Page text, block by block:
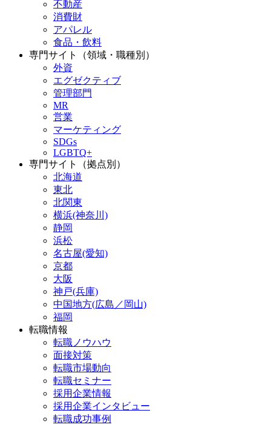
不動産
消費財
アパレル
食品・飲料
専門サイト（領域・職種別）
外資
エグゼクティブ
管理部門
MR
営業
マーケティング
SDGs
LGBTQ+
専門サイト（拠点別）
北海道
東北
北関東
横浜(神奈川)
静岡
浜松
名古屋(愛知)
京都
大阪
神戸(兵庫)
中国地方(広島／岡山)
福岡
転職情報
転職ノウハウ
面接対策
転職市場動向
転職セミナー
採用企業情報
採用企業インタビュー
転職成功事例